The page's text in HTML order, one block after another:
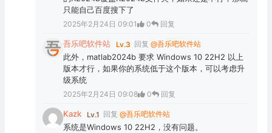
只能自己百度搜下了
2025年2月24日 09:01 0 回复
吾乐吧软件站 Lv.3 回复 @吾乐吧软件站
此外，matlab2024b 要求 Windows 10 22H2 以上
版本才行，如果你的系统低于这个版本，可以考虑升
级系统
2025年2月24日 09:08 0 回复
Kazk Lv.1 回复 @吾乐吧软件站
系统是Windows 10 22H2，没有问题。